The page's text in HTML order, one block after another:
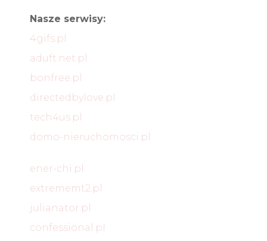
Nasze serwisy:
4gifs.pl
aduft.net.pl
bonfree.pl
directedbylove.pl
tech4us.pl
domo-nieruchomosci.pl
ener-chi.pl
extrememt2.pl
julianator.pl
confessional.pl